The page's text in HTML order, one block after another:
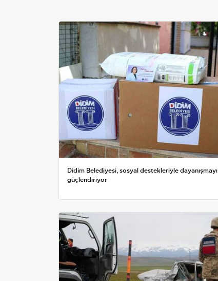
Didim Belediyesi, sosyal destekleriyle dayanışmayı
güçlendiriyor